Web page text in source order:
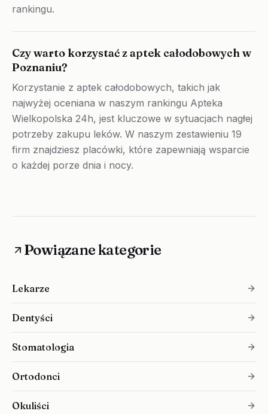
rankingu.
Czy warto korzystać z aptek całodobowych w
Poznaniu?
Korzystanie z aptek całodobowych, takich jak
najwyżej oceniana w naszym rankingu Apteka
Wielkopolska 24h, jest kluczowe w sytuacjach nagłej
potrzeby zakupu leków. W naszym zestawieniu 19
firm znajdziesz placówki, które zapewniają wsparcie
o każdej porze dnia i nocy.
Powiązane kategorie
Lekarze
Dentyści
Stomatologia
Ortodonci
Okuliści